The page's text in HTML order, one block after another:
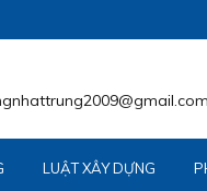
LUẬT XÂY DỰNG